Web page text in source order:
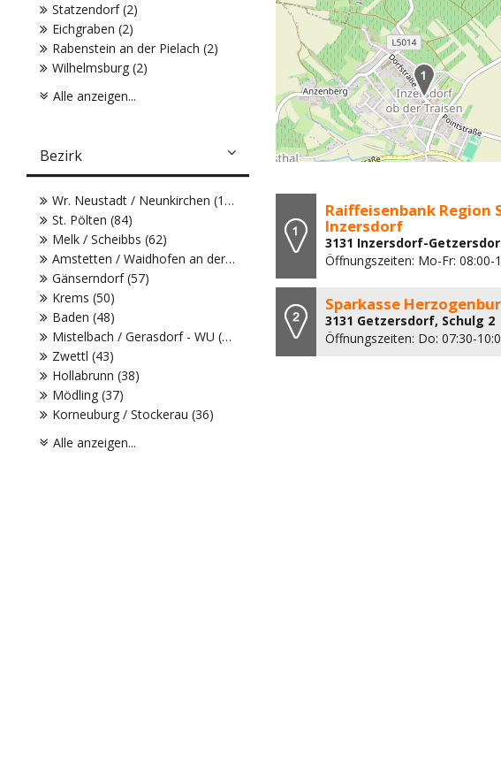
Raiffeisenbank Region
Inzersdorf
3131 Inzersdorf-
Öffnungszeiten: Mo-Fr:
Sparkasse
3131 Getzersdorf, Schulg 2
Öffnungszeiten: Do: 07:30-
Statzendorf (2)
Eichgraben (2)
Rabenstein an der Pielach (2)
Wilhelmsburg (2)
Alle anzeigen...
Bezirk
Wr. Neustadt / Neunkirchen (104)
St. Pölten (84)
Melk / Scheibbs (62)
Amstetten / Waidhofen an der Ybbs (61)
Gänserndorf (57)
Krems (50)
Baden (48)
Mistelbach / Gerasdorf - WU (43)
Zwettl (43)
Hollabrunn (38)
Mödling (37)
Korneuburg / Stockerau (36)
Alle anzeigen...